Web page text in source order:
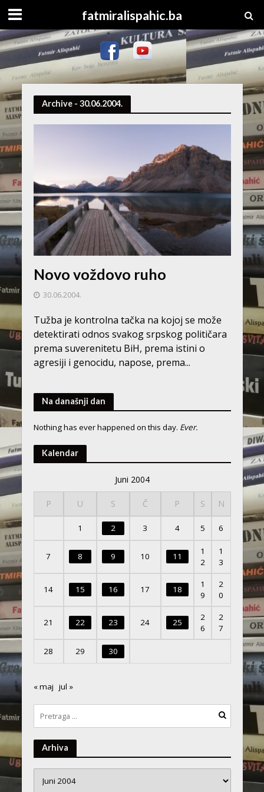
fatmiralispahic.ba
Archive - 30.06.2004.
Novo voždovo ruho
30.06.2004.
Tužba je kontrolna tačka na kojoj se može
detektirati odnos svakog srpskog političara
prema suverenitetu BiH, prema istini o
agresiji i genocidu, napose, prema...
Na današnji dan
Nothing has ever happened on this day. Ever.
Kalendar
Juni 2004
P U S Č P S N
1 2 3 4 5 6
7 8 9 10 11
1
2
1
3
14 15 16 17 18
1
9
2
0
21 22 23 24 25
2
6
2
7
28 29 30
« maj jul »
Arhiva